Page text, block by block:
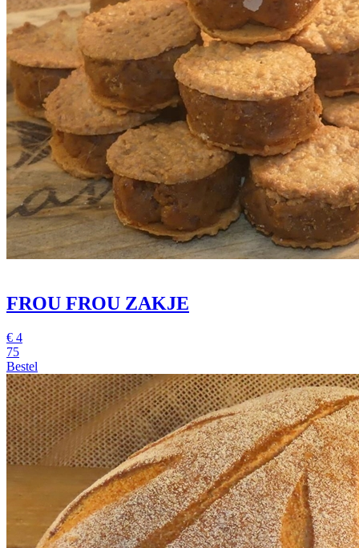
FROU FROU ZAKJE
€ 4
75
Bestel